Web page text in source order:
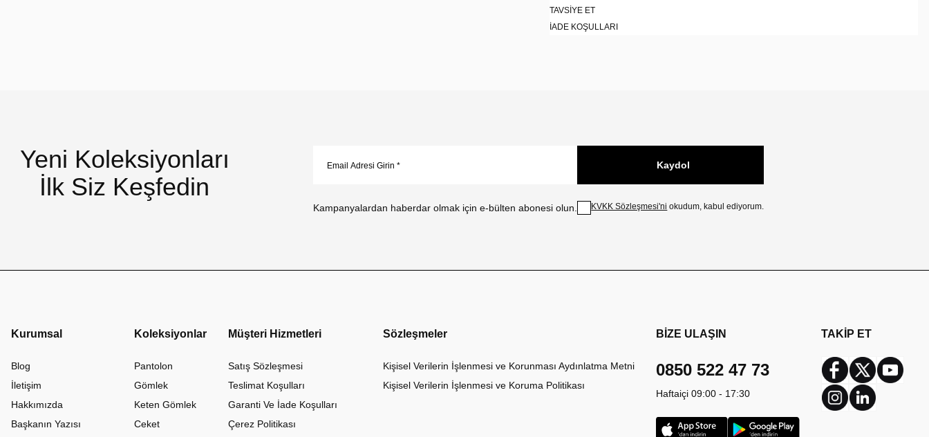
TAVSIYE ET
İADE KOŞULLARI
Yeni Koleksiyonları
İlk Siz Keşfedin
Kampanyalardan haberdar olmak için e-bülten abonesi olun.
Kaydol
KVKK Sözleşmesi'ni okudum, kabul ediyorum.
Kurumsal
Blog
İletişim
Hakkımızda
Başkanın Yazısı
Koleksiyonlar
Pantolon
Gömlek
Keten Gömlek
Ceket
Müşteri Hizmetleri
Satış Sözleşmesi
Teslimat Koşulları
Garanti Ve İade Koşulları
Çerez Politikası
Sözleşmeler
Kişisel Verilerin İşlenmesi ve Korunması Aydınlatma Metni
Kişisel Verilerin İşlenmesi ve Koruma Politikası
BİZE ULAŞIN
0850 522 47 73
Haftaiçi 09:00 - 17:30
TAKİP ET
Facebook
Twitter
InstagramLinkedin